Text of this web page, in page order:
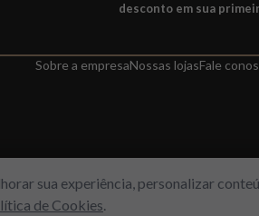
sua experiência, personalizar
de Cookies.
desconto em sua
Sobre a empresaNossas lojasFale
de Perfumes LTDA | Estrada do Gabinal, 313 –